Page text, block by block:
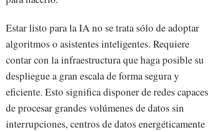
Estar listo para la IA no se trata sólo de adoptar
algoritmos o asistentes inteligentes. Requiere
contar con la infraestructura que haga posible su
despliegue a gran escala de forma segura y
eficiente. Esto significa disponer de redes capaces
de procesar grandes volúmenes de datos sin
interrupciones, centros de datos energéticamente